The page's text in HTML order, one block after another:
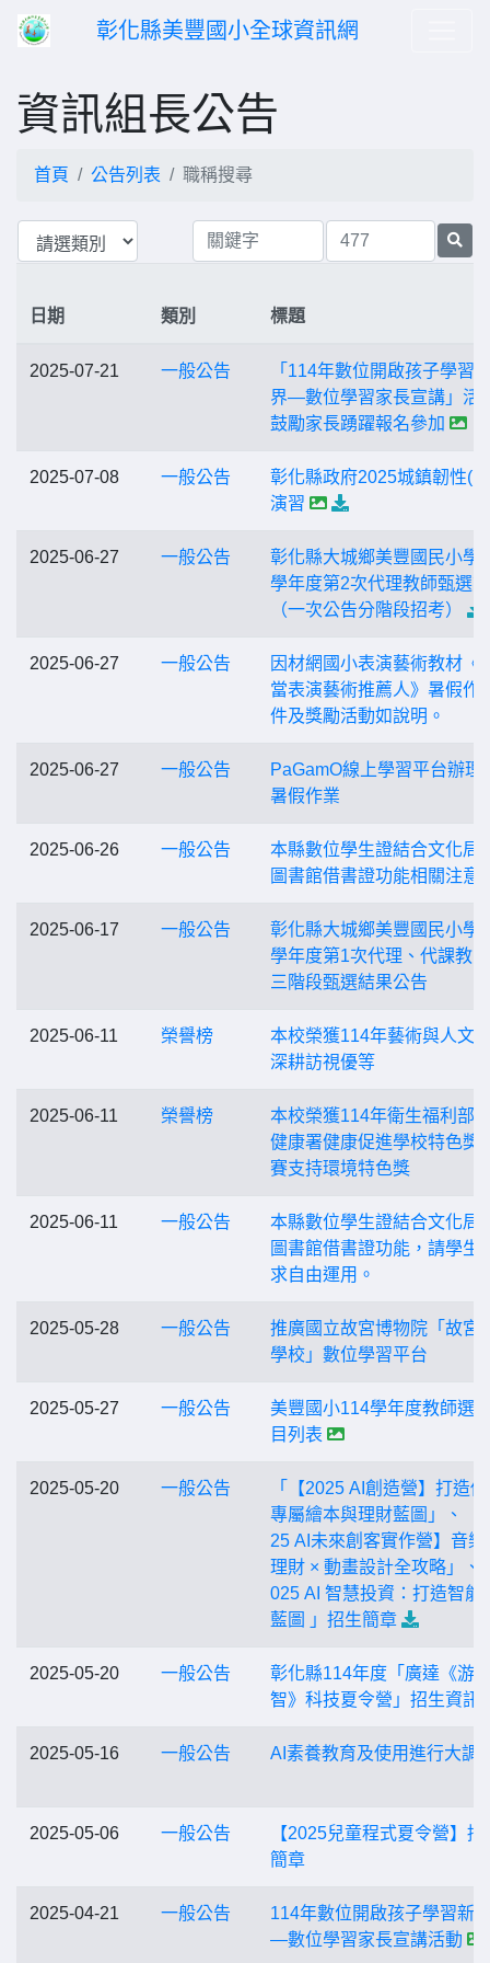
彰化縣美豐國小全球資訊網
資訊組長公告
首頁 公告列表 職稱搜尋
日期 類別 標題
2025-07-21 一般公告
「114年數位開啟孩子學習
界—數位學習家長宣講」活
鼓勵家長踴躍報名參加
2025-07-08 一般公告
彰化縣政府2025城鎮韌性(
演習
2025-06-27 一般公告
彰化縣大城鄉美豐國民小學
學年度第2次代理教師甄選
（一次公告分階段招考）
2025-06-27 一般公告
因材網國小表演藝術教材《
當表演藝術推薦人》暑假作
件及獎勵活動如說明。
2025-06-27 一般公告
PaGamO線上學習平台辦理
暑假作業
2025-06-26 一般公告
本縣數位學生證結合文化局
圖書館借書證功能相關注意
2025-06-17 一般公告
彰化縣大城鄉美豐國民小學
學年度第1次代理、代課教
三階段甄選結果公告
2025-06-11 榮譽榜
本校榮獲114年藝術與人文
深耕訪視優等
2025-06-11 榮譽榜
本校榮獲114年衛生福利部
健康署健康促進學校特色獎
賽支持環境特色獎
2025-06-11 一般公告
本縣數位學生證結合文化局
圖書館借書證功能，請學生
求自由運用。
2025-05-28 一般公告
推廣國立故宮博物院「故宮
學校」數位學習平台
2025-05-27 一般公告
美豐國小114學年度教師選
目列表
2025-05-20 一般公告
「【2025 AI創造營】打造
專屬繪本與理財藍圖」、「
25 AI未來創客實作營】音樂
理財 × 動畫設計全攻略」、
025 AI 智慧投資：打造智能
藍圖 」招生簡章
2025-05-20 一般公告
彰化縣114年度「廣達《游
智》科技夏令營」招生資訊
2025-05-16 一般公告 AI素養教育及使用進行大調
2025-05-06 一般公告
【2025兒童程式夏令營】招
簡章
2025-04-21 一般公告
114年數位開啟孩子學習新
—數位學習家長宣講活動